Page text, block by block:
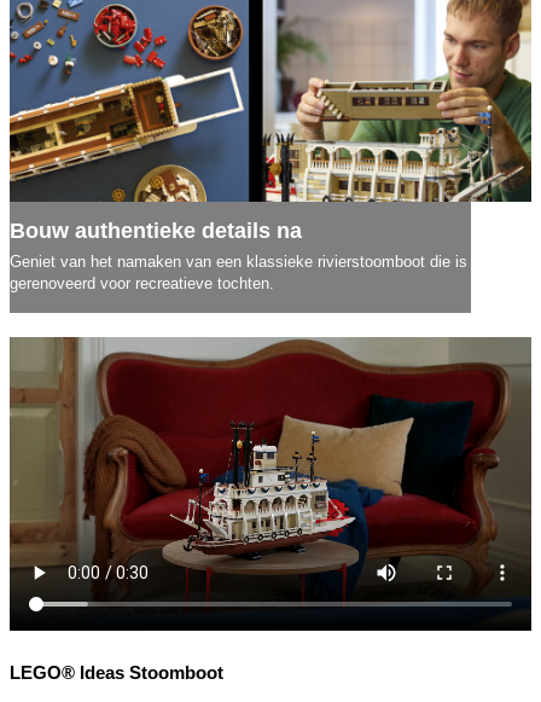
Bouw authentieke details na
Geniet van het namaken van een klassieke rivierstoomboot die is
gerenoveerd voor recreatieve tochten.
LEGO® Ideas Stoomboot